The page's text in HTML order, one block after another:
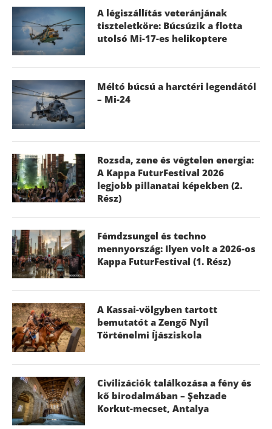
A légiszállítás veteránjának
tiszteletköre: Búcsúzik a flotta
utolsó Mi-17-es helikoptere
Méltó búcsú a harctéri legendától
– Mi-24
Rozsda, zene és végtelen energia:
A Kappa FuturFestival 2026
legjobb pillanatai képekben (2.
Rész)
Fémdzsungel és techno
mennyország: Ilyen volt a 2026-os
Kappa FuturFestival (1. Rész)
A Kassai-völgyben tartott
bemutatót a Zengő Nyíl
Történelmi Íjásziskola
Civilizációk találkozása a fény és
kő birodalmában – Şehzade
Korkut-mecset, Antalya